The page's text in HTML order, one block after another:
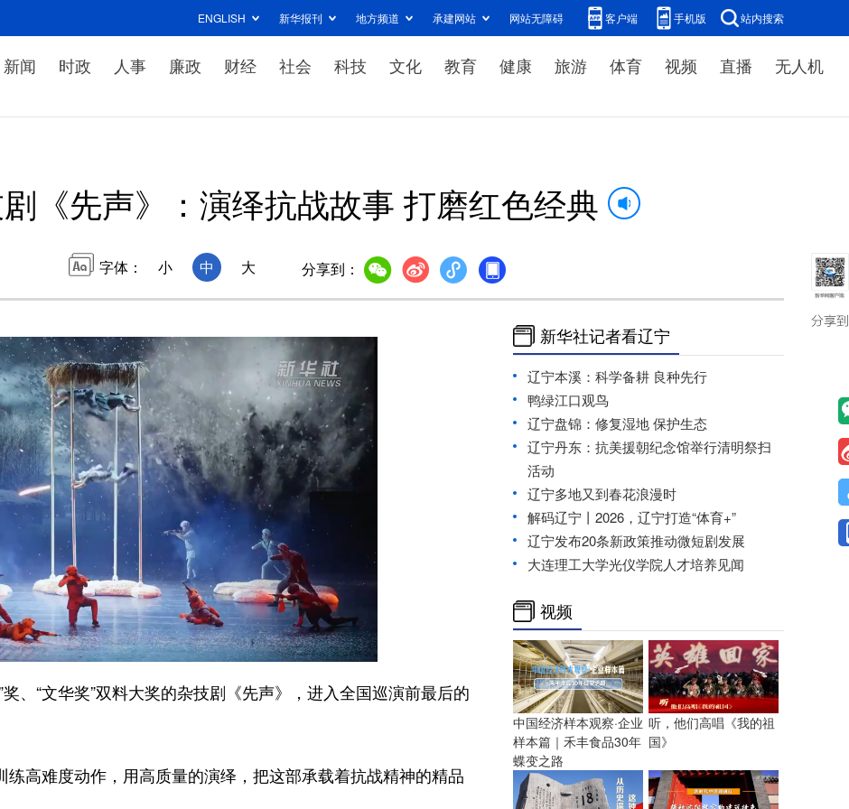
ENGLISH 新华报刊 地方频道 承建网站 网站无障碍 客户端 手机版 站内搜索
新闻 时政 人事 廉政 财经 社会 科技 文化 教育 健康 旅游 体育 视频 直播 无人机
《先声》：演绎抗战故事 打磨红色经典
字体： 小 中 大 分享到：
“文华奖”双料大奖的杂技剧《先声》，进入全国巡演前最后的
高难度动作，用高质量的演绎，把这部承载着抗战精神的精品
新华社记者看辽宁
辽宁本溪：科学备耕 良种先行
鸭绿江口观鸟
辽宁盘锦：修复湿地 保护生态
辽宁丹东：抗美援朝纪念馆举行清明祭扫
活动
辽宁多地又到春花浪漫时
解码辽宁丨2026，辽宁打造“体育+”
辽宁发布20条新政策推动微短剧发展
大连理工大学光仪学院人才培养见闻
视频
中国经济样本观察·企业
样本篇｜禾丰食品30年
蝶变之路
听，他们高唱《我的祖
国》